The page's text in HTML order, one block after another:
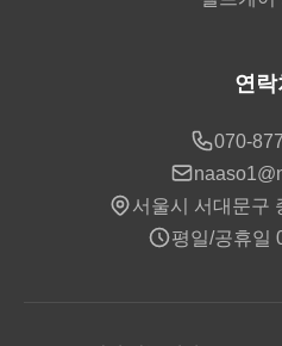
연락
070-
서울시 서대문구
평일/공휴일